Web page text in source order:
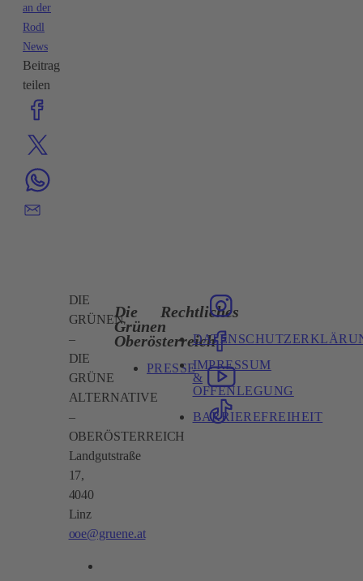
an der
Rodl
News
Beitrag
teilen
DIE
GRÜNEN
–
DIE
GRÜNE
ALTERNATIVE
–
OBERÖSTERREICH
Landgutstraße
17,
4040
Linz
ooe@gruene.at
Die
Grünen
Oberösterreich
PRESSE
Rechtliches
IMPRESSUM
&
OFFENLEGUNG
BARRIEREFREIHEIT